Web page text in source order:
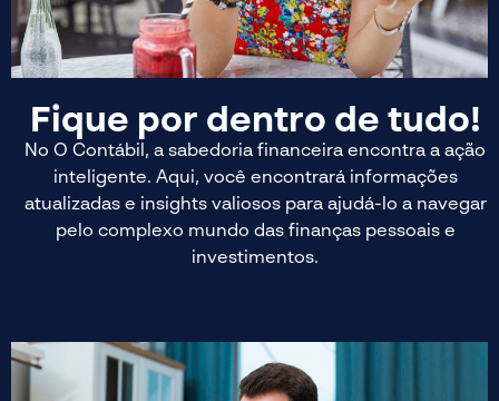
Fique por dentro de tudo!
No O Contábil, a sabedoria financeira encontra a ação
inteligente. Aqui, você encontrará informações
atualizadas e insights valiosos para ajudá-lo a navegar
pelo complexo mundo das finanças pessoais e
investimentos.